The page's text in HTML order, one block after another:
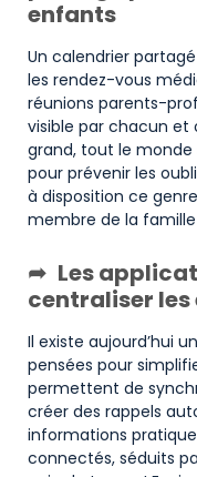
enfants
Un calendrier partagé
les rendez-vous
réunions parents-
visible par chacun et
grand, tout le monde
pour prévenir les
à disposition ce
membre de la
Les
centraliser
Il existe aujourd’hui
pensées pour
permettent de
créer des rappels
informations
connectés, séduits